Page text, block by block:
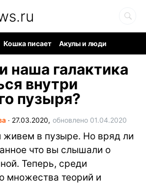
Кошка писает
Акулы и люди
наша галактика
внутри
пузыря?
∙ 27.03.2020, обновлено 01.04.2020
в пузыре. Но вряд ли
что вы слышали о
Теперь, среди
множества теорий и